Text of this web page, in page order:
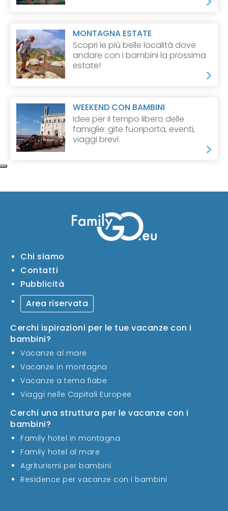
MONTAGNA ESTATE
Scopri le più belle località dove
andare con i bambini la prossima
estate!
WEEKEND CON BAMBINI
Idee per il tempo libero delle
famiglie: gite fuoriporta, eventi,
viaggi brevi.
Chi siamo
Contatti
Pubblicità
Area riservata
Cerchi ispirazioni per le tue vacanze con i
bambini?
Vacanze al mare
Vacanze in montagna
Vacanze a tema fiabe
Viaggi nelle Capitali Europee
Cerchi una struttura per le vacanze con i
bambini?
Family hotel in montagna
Family hotel al mare
Agriturismi per bambini
Residence per vacanze con i bambini